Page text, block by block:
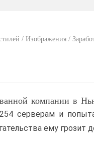
/ Изображения /
компании в
серверам и
ему грозит